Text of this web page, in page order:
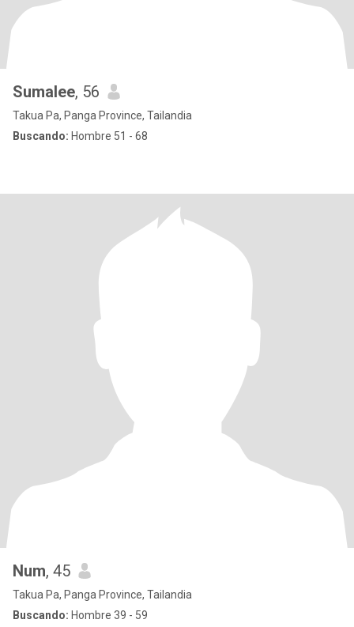
Sumalee, 56
Takua Pa, Panga Province, Tailandia
Buscando: Hombre 51 - 68
Num, 45
Takua Pa, Panga Province, Tailandia
Buscando: Hombre 39 - 59